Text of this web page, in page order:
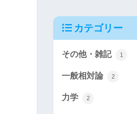
カテゴリー
その他・雑記 1
一般相対論 2
力学 2